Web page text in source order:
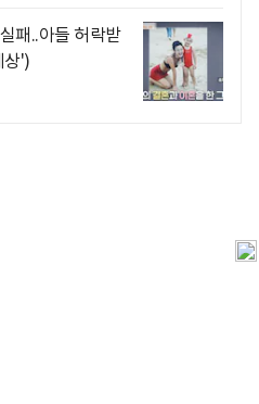
패..아들 허락받
상')